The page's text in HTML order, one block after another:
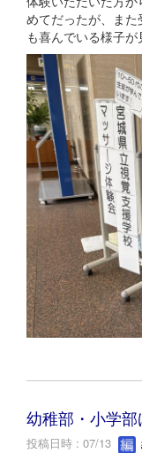
めてだったが、ま
も喜んでいる様子が
幼稚部・小学
投稿日時 : 07/13